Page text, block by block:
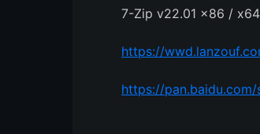
7-Zip v22.01 x86 / x64
https://
https://pan.baidu.com/